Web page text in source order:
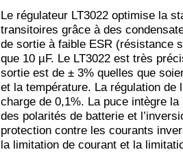
Le régulateur LT3022 optimise la
transitoires grâce à des
de sortie à faible ESR (résistance
que 10 µF. Le LT3022 est très
sortie est de ± 3% quelles que
et la température. La régulation de
charge de 0,1%. La puce intègre
des polarités de batterie et
protection contre les courants
la limitation de courant et la